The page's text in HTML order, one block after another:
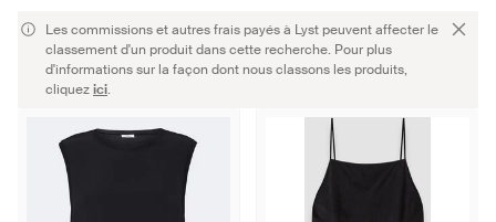
Les commissions et autres frais payés à Lyst peuvent affecter le
classement d'un produit dans cette recherche. Pour plus
d'informations sur la façon dont nous classons les produits,
cliquezici.